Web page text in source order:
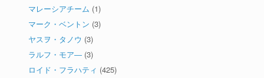
マレーシアチーム (1)
マーク・ベントン (3)
ヤスヲ・タノウ (3)
ラルフ・モア― (3)
ロイド・フラハティ (425)